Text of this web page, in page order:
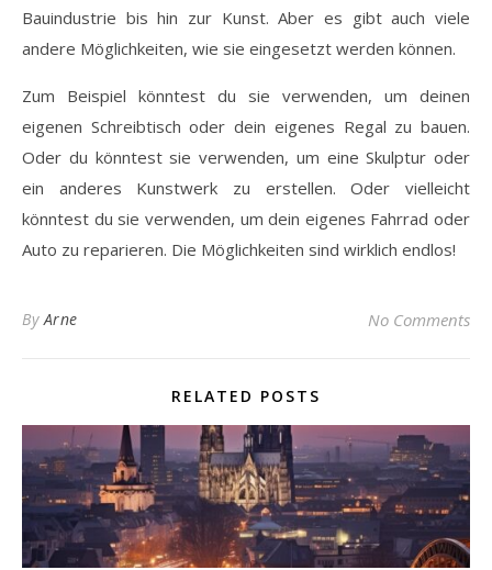
Bauindustrie bis hin zur Kunst. Aber es gibt auch viele
andere Möglichkeiten, wie sie eingesetzt werden können.
Zum Beispiel könntest du sie verwenden, um deinen
eigenen Schreibtisch oder dein eigenes Regal zu bauen.
Oder du könntest sie verwenden, um eine Skulptur oder
ein anderes Kunstwerk zu erstellen. Oder vielleicht
könntest du sie verwenden, um dein eigenes Fahrrad oder
Auto zu reparieren. Die Möglichkeiten sind wirklich endlos!
ByArne No Comments
RELATED POSTS